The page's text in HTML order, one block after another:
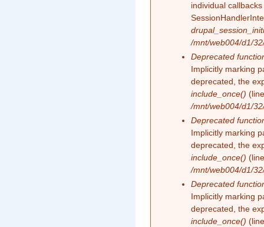
individual
/mnt/web004/d1/
Deprecated
Implicitly marking
deprecated, the
include_once()
/mnt/web004/d1/
Deprecated
Implicitly marking
deprecated, the
include_once()
/mnt/web004/d1/
Deprecated
Implicitly marking
deprecated, the
include_once()